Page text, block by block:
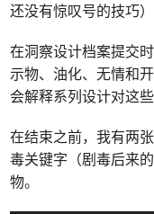
还没有惊叹号的技巧）
在洞察设计档案提交
示物、油化、无情和
会解释系列设计对这
在结束之前，我有两
毒关键字（剧毒后来
物。